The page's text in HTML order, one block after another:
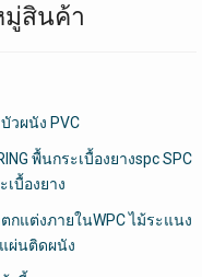
สินค้า
วผนัง PVC
พื้นกระเบื้องยางspc SPC
เบื้องยาง
กแต่งภายในWPC ไม้ระแนง
แผ่นติดผนัง